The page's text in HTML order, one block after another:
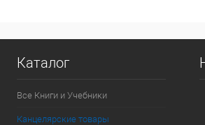
Каталог
Все Книги и Учебники
Канцелярские товары